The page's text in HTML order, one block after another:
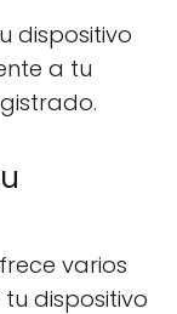
dispositivo
a tu
varios
dispositivo